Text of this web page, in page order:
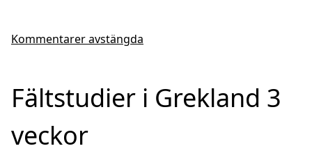
Kommentarer avstängda
Fältstudier i Grekland 3
veckor